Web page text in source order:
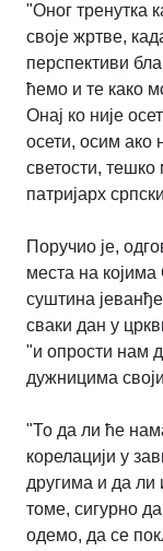
"Оног тренутка
своје жртве,
перспективи
ћемо и те како
Онај ко није
осети, осим ако
светости, тешко
патријарх
Поручио је,
места на
суштина
сваки дан у
"и опрости нам
дужницима
"То да ли ће
корелацији у
другима и да
томе, сигурно
одемо, да се